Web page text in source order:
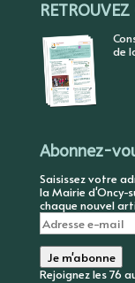
de
Abonnez-
Saisissez votre
la Mairie d'Oncy-
chaque nouvel
Adresse
e-
mail
Je m'abonne
Rejoignez les 76